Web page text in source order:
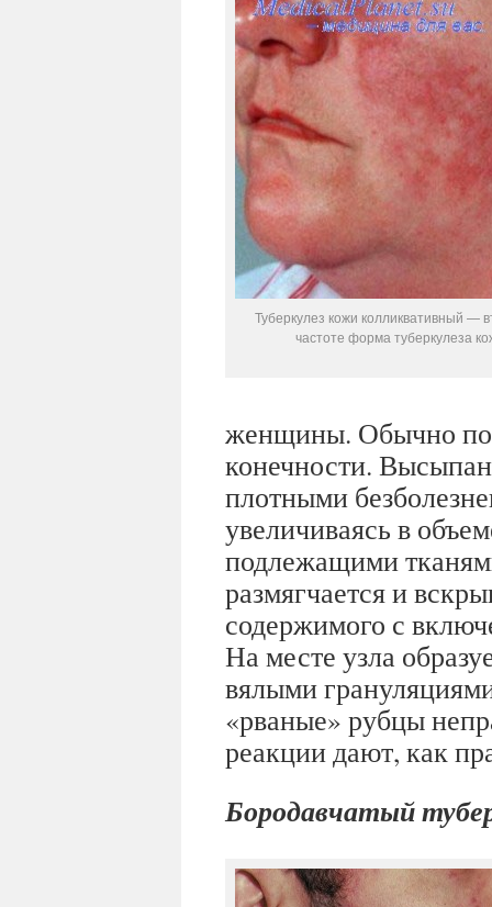
Туберкулез кожи колликвативный —
частоте форма туберкулеза
женщины. Обычно
конечности.
плотными
увеличиваясь в
подлежащими
размягчается и
содержимого с
На месте узла
вялыми
«рваные» рубцы
реакции дают, как
Бородавчатый